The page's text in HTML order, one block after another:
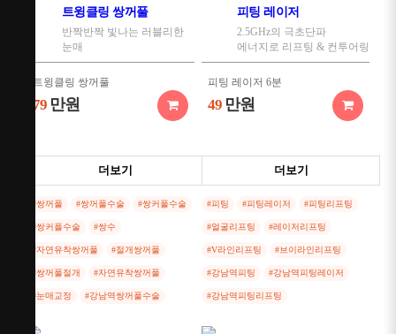
트윙클링 쌍꺼풀
반짝반짝 빛나는 러블리한
눈매
트윙클링 쌍꺼풀
79 만원
절개 쌍꺼풀
만원
외안각교정
99 만원
더보기
#쌍꺼풀 #쌍꺼풀수술 #쌍커풀수술
#쌍커플수술 #쌍수
#자연유착쌍꺼풀 #절개쌍꺼풀
#쌍꺼풀절개 #자연유착쌍꺼풀
#눈매교정 #강남역쌍꺼풀수술
피팅 레이저
2.5GHz의 극초단파
에너지로 리프팅 & 컨투어링
피팅 레이저 6분
49 만원
피팅 레이저 12분
만원
더보기
#피팅 #피팅레이저 #피팅리프팅
#얼굴리프팅 #레이저리프팅
#V라인리프팅 #브이라인리프팅
#강남역피팅 #강남역피팅레이저
#강남역피팅리프팅